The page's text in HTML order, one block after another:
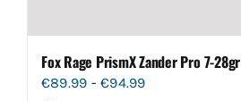
Fox Rage PrismX Zander Pro 7-28gr
€89.99 - €94.99Prijsklasse: